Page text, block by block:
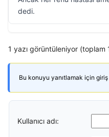
dedi.
1 yazı görüntüleniyor (toplam
Bu konuyu yanıtlamak için giriş
Kullanıcı adı: